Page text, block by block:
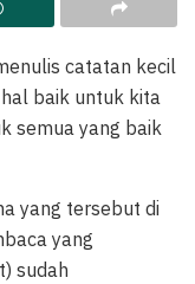
catatan kecil
baik untuk kita
semua yang baik
yang tersebut di
yang
sudah